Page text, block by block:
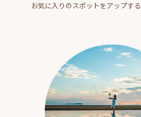
お気に入りのスポットをアップす